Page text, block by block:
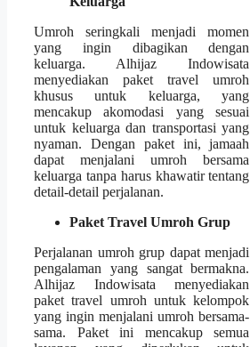
Umroh seringkali menjadi momen
yang ingin dibagikan dengan
keluarga. Alhijaz Indowisata
menyediakan paket travel umroh
khusus untuk keluarga, yang
mencakup akomodasi yang sesuai
untuk keluarga dan transportasi yang
nyaman. Dengan paket ini, jamaah
dapat menjalani umroh bersama
keluarga tanpa harus khawatir tentang
detail-detail perjalanan.
Paket Travel Umroh Grup
Perjalanan umroh grup dapat menjadi
pengalaman yang sangat bermakna.
Alhijaz Indowisata menyediakan
paket travel umroh untuk kelompok
yang ingin menjalani umroh bersama-
sama. Paket ini mencakup semua